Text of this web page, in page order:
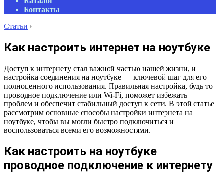
Контакты
Статьи ›
Как настроить интернет на ноутбуке
Доступ к интернету стал важной частью нашей жизни, и
настройка соединения на ноутбуке — ключевой шаг для его
полноценного использования. Правильная настройка, будь то
проводное подключение или Wi-Fi, поможет избежать
проблем и обеспечит стабильный доступ к сети. В этой статье
рассмотрим основные способы настройки интернета на
ноутбуке, чтобы вы могли быстро подключиться и
воспользоваться всеми его возможностями.
Как настроить на ноутбуке
проводное подключение к интернету